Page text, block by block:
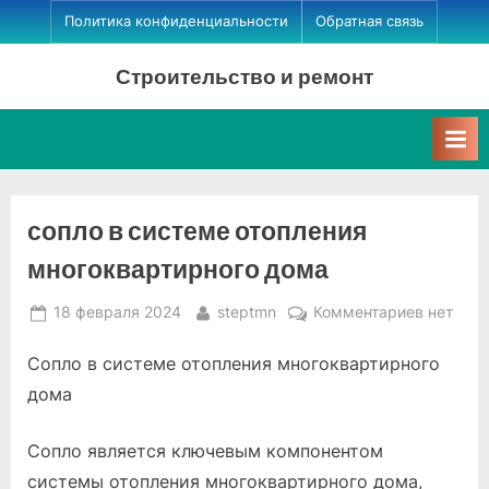
Skip
to
Политика конфиденциальности Обратная связь
Строительство и ремонт
сопло в системе отопления
многоквартирного дома
Posted
18 февраля 2024 By
steptmn Комментариевк
сопло
нет
Сопло в системе отопления многоквартирного
дома
Сопло является ключевым компонентом
системы отопления многоквартирного дома,